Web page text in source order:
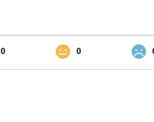
0 0